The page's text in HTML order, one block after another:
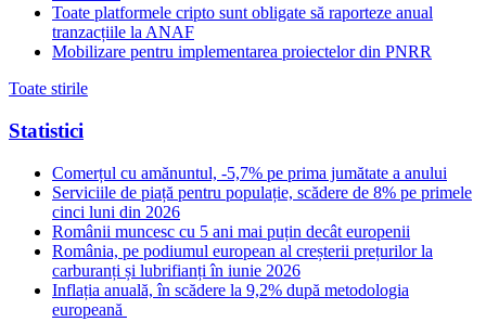
Toate platformele cripto sunt obligate să raporteze anual
tranzacțiile la ANAF
Mobilizare pentru implementarea proiectelor din PNRR
Toate stirile
Statistici
Comerțul cu amănuntul, -5,7% pe prima jumătate a anului
Serviciile de piață pentru populație, scădere de 8% pe primele
cinci luni din 2026
Românii muncesc cu 5 ani mai puțin decât europenii
România, pe podiumul european al creșterii prețurilor la
carburanți și lubrifianți în iunie 2026
Inflația anuală, în scădere la 9,2% după metodologia
europeană